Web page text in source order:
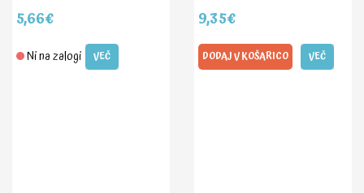
5,66€
Ni na zalogi VEČ
9,35€
DODAJ V KOŠARICO VEČ